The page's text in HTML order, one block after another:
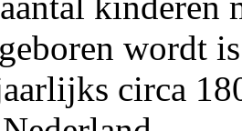
wordt
circa